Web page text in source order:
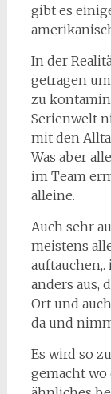
gibt es
In der
getragen
zu
Serienwelt
mit den
Was aber
im Team
alleine.
Auch sehr
meistens
auftauchen,.
anders aus,
Ort und
da und
Es wird so
gemacht wo